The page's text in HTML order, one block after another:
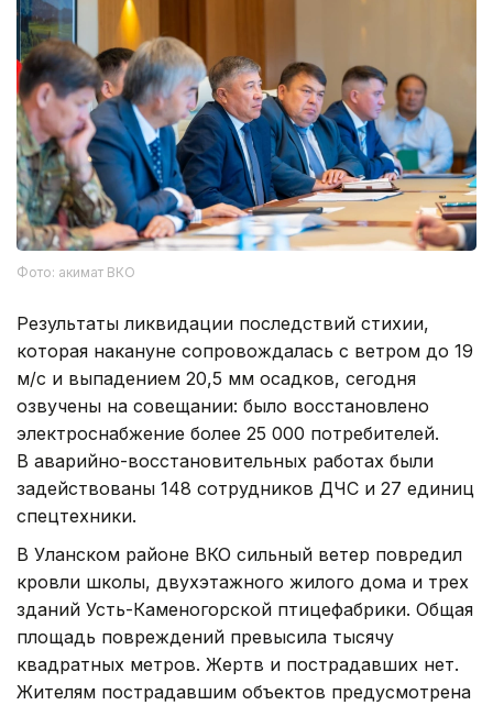
Фото: акимат ВКО
Результаты ликвидации последствий стихии,
которая накануне сопровождалась с ветром до 19
м/с и выпадением 20,5 мм осадков, сегодня
озвучены на совещании: было восстановлено
электроснабжение более 25 000 потребителей.
В аварийно-восстановительных работах были
задействованы 148 сотрудников ДЧС и 27 единиц
спецтехники.
В Уланском районе ВКО сильный ветер повредил
кровли школы, двухэтажного жилого дома и трех
зданий Усть-Каменогорской птицефабрики. Общая
площадь повреждений превысила тысячу
квадратных метров. Жертв и пострадавших нет.
Жителям пострадавшим объектов предусмотрена